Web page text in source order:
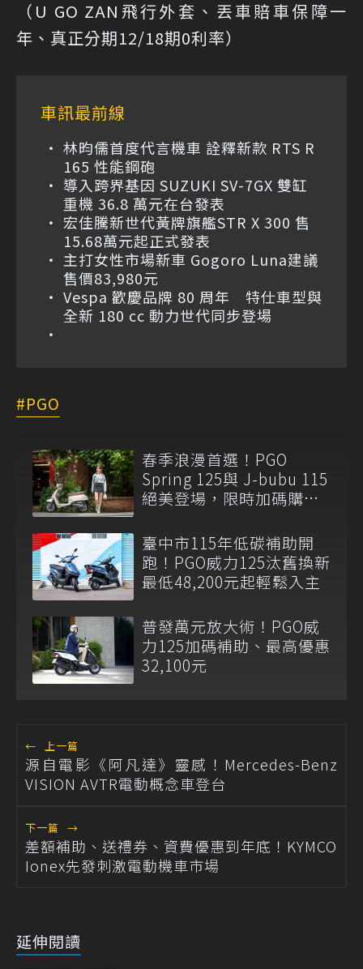
（U GO ZAN飛行外套、丟車賠車保障一
年、真正分期12/18期0利率）
車訊最前線
林昀儒首度代言機車 詮釋新款 RTS R
165 性能鋼砲
導入跨界基因 SUZUKI SV-7GX 雙缸
重機 36.8 萬元在台發表
宏佳騰新世代黃牌旗艦STR X 300 售
15.68萬元起正式發表
主打女性市場新車 Gogoro Luna建議
售價83,980元
Vespa 歡慶品牌 80 周年 特仕車型與
全新 180 cc 動力世代同步登場
PGO
春季浪漫首選！PGO
Spring 125與 J-bubu 115
絕美登場，限時加碼購車
臺中市115年低碳補助開
跑！PGO威力125汰舊換新
最低48,200元起輕鬆入主
普發萬元放大術！PGO威
力125加碼補助、最高優惠
32,100元
← 上一篇
源自電影《阿凡達》靈感！Mercedes-Benz
VISION AVTR電動概念車登台
下一篇 →
差額補助、送禮券、資費優惠到年底！KYMCO
Ionex先發刺激電動機車市場
延伸閱讀